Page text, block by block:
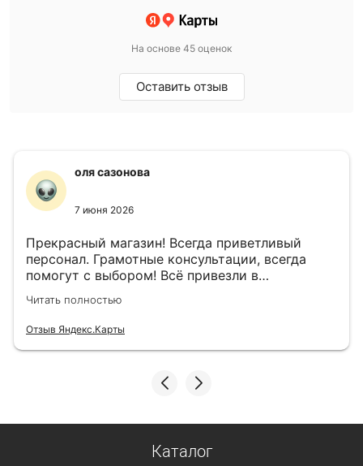
На основе 45 оценок
Оставить отзыв
оля сазонова
7 июня 2026
Прекрасный магазин! Всегда приветливый
персонал. Грамотные консультации, всегда
помогут с выбором! Всё привезли в
назначенный день!
Читать полностью
Отзыв Яндекс.Карты
Каталог